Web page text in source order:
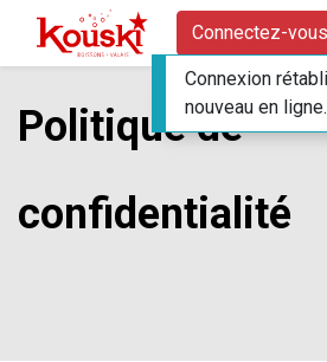
Connectez-vous
Politique de
confidentialité
Connexion
nouveau en ligne.